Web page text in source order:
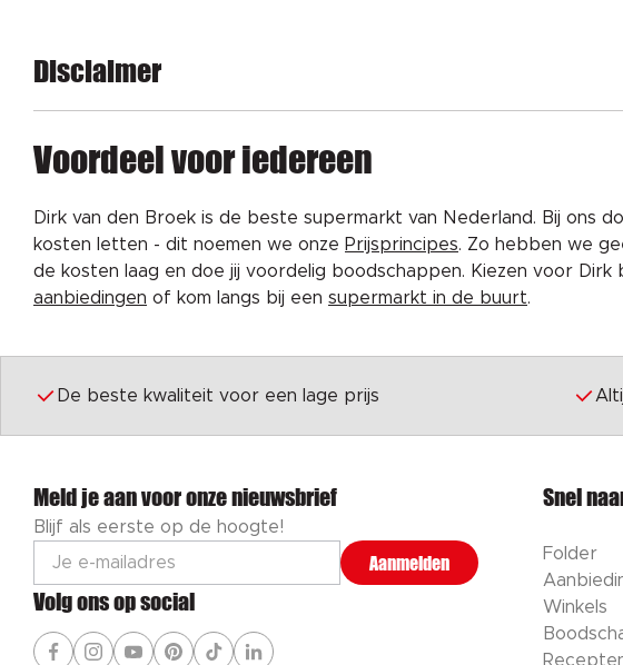
Disclaimer
Voordeel voor iedereen
Dirk van den Broek is de beste supermarkt van Nederland. Bij ons
kosten letten - dit noemen we onze Prijsprincipes. Zo hebben we
de kosten laag en doe jij voordelig boodschappen. Kiezen voor
aanbiedingen of kom langs bij een supermarkt in de buurt.
De beste kwaliteit voor een lage prijs
Meld je aan voor onze nieuwsbrief
Blijf als eerste op de hoogte!
Aanmelden
Volg ons op social
Snel
Folder
Winkels